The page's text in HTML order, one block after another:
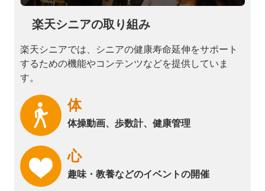
楽天シニアの取り組み
楽天シニアでは、シニアの健康寿命延伸をサポート
するための機能やコンテンツなどを提供していま
す。
体
体操動画、歩数計、健康管理
心
趣味・教養などのイベントの開催